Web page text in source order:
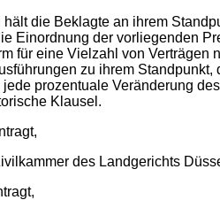
hält die Beklagte an ihrem
Einordnung der vorliegenden
für eine Vielzahl von
zu ihrem
prozentuale Veränderung
Klausel.
des Landgerichts